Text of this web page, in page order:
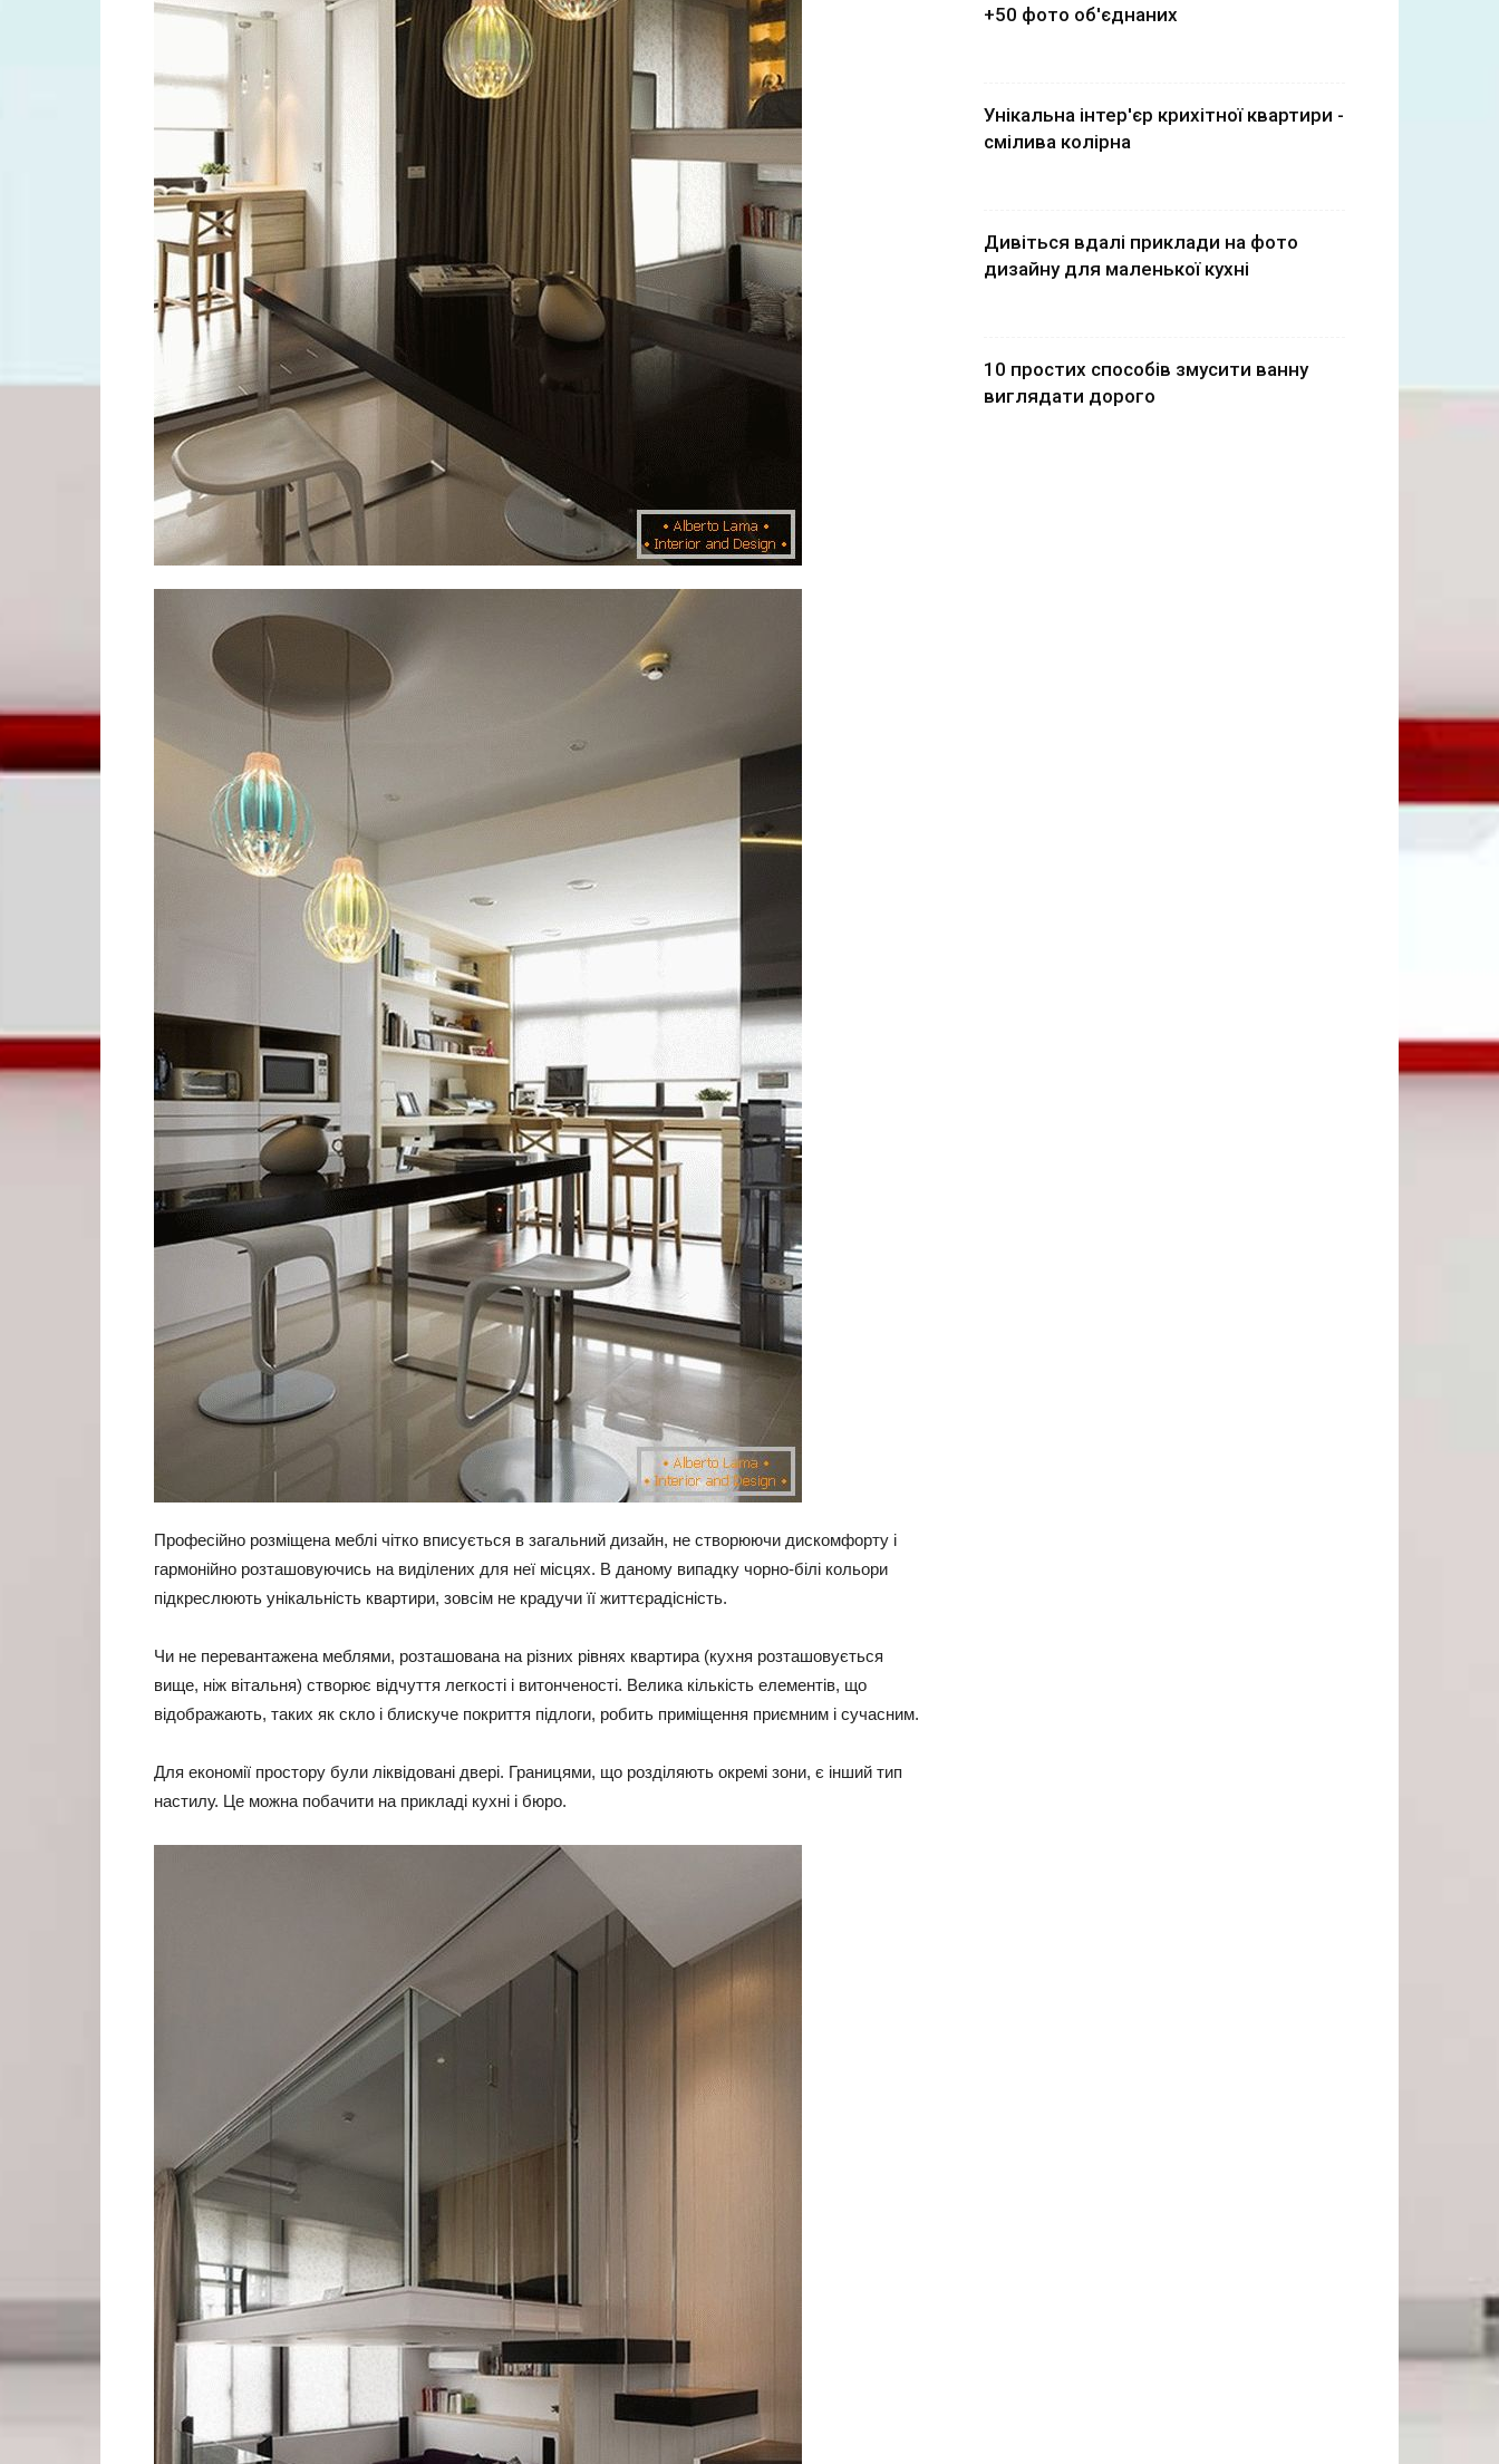
Професійно розміщена меблі чітко вписується в загальний дизайн, не створюючи дискомфорту і
гармонійно розташовуючись на виділених для неї місцях. В даному випадку чорно-білі кольори
підкреслюють унікальність квартири, зовсім не крадучи її життєрадісність.
Чи не перевантажена меблями, розташована на різних рівнях квартира (кухня розташовується
вище, ніж вітальня) створює відчуття легкості і витонченості. Велика кількість елементів, що
відображають, таких як скло і блискуче покриття підлоги, робить приміщення приємним і сучасним.
Для економії простору були ліквідовані двері. Границями, що розділяють окремі зони, є інший тип
настилу. Це можна побачити на прикладі кухні і бюро.
+50 фото об'єднаних
Унікальна інтер'єр крихітної квартири -
смілива колірна
Дивіться вдалі приклади на фото
дизайну для маленької кухні
10 простих способів змусити ванну
виглядати дорого